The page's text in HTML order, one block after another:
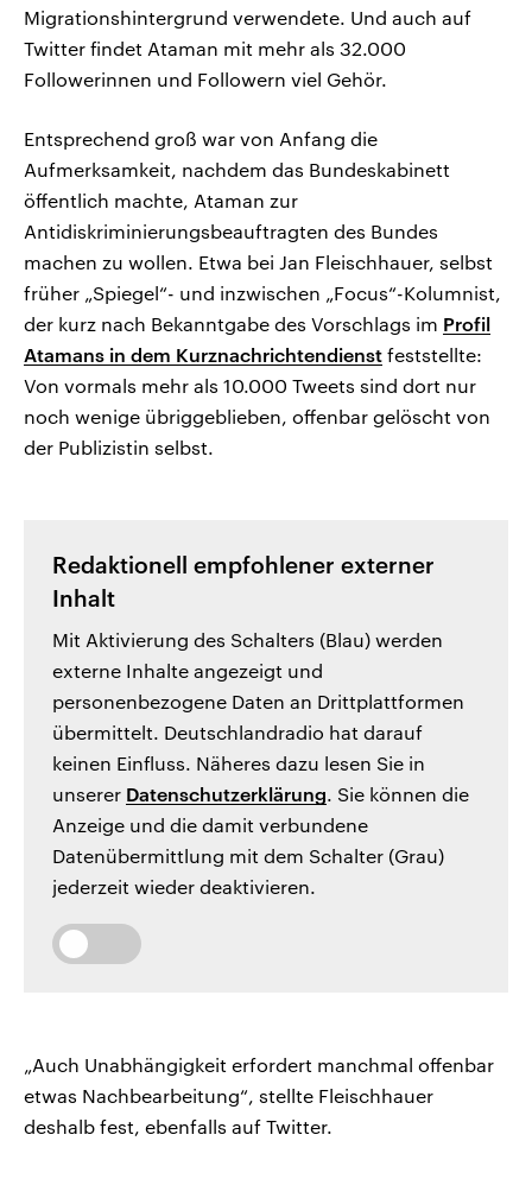
Migrationshintergrund verwendete. Und auch auf
Twitter findet Ataman mit mehr als 32.000
Followerinnen und Followern viel Gehör.
Entsprechend groß war von Anfang die
Aufmerksamkeit, nachdem das Bundeskabinett
öffentlich machte, Ataman zur
Antidiskriminierungsbeauftragten des Bundes
machen zu wollen. Etwa bei Jan Fleischhauer, selbst
früher „Spiegel“- und inzwischen „Focus“-Kolumnist,
der kurz nach Bekanntgabe des Vorschlags im Profil
Atamans in dem Kurznachrichtendienst feststellte:
Von vormals mehr als 10.000 Tweets sind dort nur
noch wenige übriggeblieben, offenbar gelöscht von
der Publizistin selbst.
Redaktionell empfohlener externer
Inhalt
Mit Aktivierung des Schalters (Blau) werden
externe Inhalte angezeigt und
personenbezogene Daten an Drittplattformen
übermittelt. Deutschlandradio hat darauf
keinen Einfluss. Näheres dazu lesen Sie in
unserer Datenschutzerklärung. Sie können die
Anzeige und die damit verbundene
Datenübermittlung mit dem Schalter (Grau)
jederzeit wieder deaktivieren.
„Auch Unabhängigkeit erfordert manchmal offenbar
etwas Nachbearbeitung“, stellte Fleischhauer
deshalb fest, ebenfalls auf Twitter.